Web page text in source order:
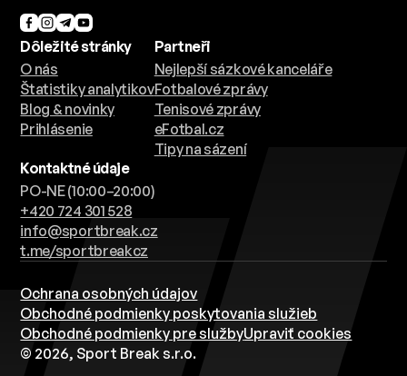
Dôležité stránky
O nás
Štatistiky analytikov
Blog & novinky
Prihlásenie
Partneři
Nejlepší sázkové kanceláře
Fotbalové zprávy
Tenisové zprávy
eFotbal.cz
Tipy na sázení
Kontaktné údaje
PO-NE (10:00–20:00)
+420 724 301 528
info@sportbreak.cz
t.me/sportbreakcz
Ochrana osobných údajov
Obchodné podmienky poskytovania služieb
Obchodné podmienky pre službyUpraviť cookies
© 2026, Sport Break s.r.o.